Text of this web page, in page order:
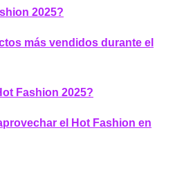
2025?
más vendidos durante el
Fashion 2025?
el Hot Fashion en